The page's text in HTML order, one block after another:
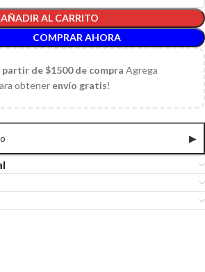
AÑADIR AL CARRITO
COMPRAR AHORA
de $1500 de compra Agrega
obtener envío gratis!
▶